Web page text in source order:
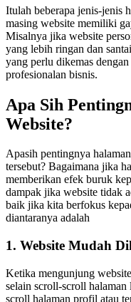
Itulah beberapa jenis-jenis
masing website memiliki
Misalnya jika website
yang lebih ringan dan
yang perlu dikemas
profesionalan bisnis.
Apa Sih
Website?
Apasih pentingnya
tersebut? Bagaimana jika
memberikan efek buruk
dampak jika website tidak
baik jika kita berfokus
diantaranya adalah
1. Website Mudah
Ketika mengunjung
selain scroll-scroll halaman
scroll halaman profil atau